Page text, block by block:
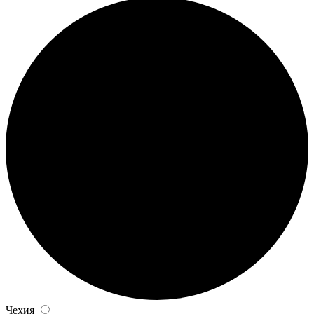
Чехия